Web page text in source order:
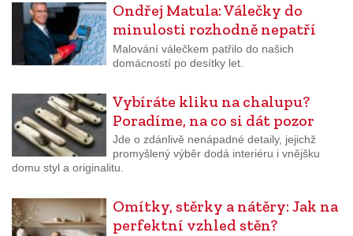
Ondřej Matula: Válečky do
minulosti rozhodně nepatří
Malování válečkem patřilo do našich
domácností po desítky let.
Vybíráte kliku na chalupu?
Poradíme, na co si dát pozor
Jde o zdánlivě nenápadné detaily, jejichž
promyšlený výběr dodá interiéru i vnějšku
domu styl a originalitu.
Omítky, stěrky a nátěry: Jak na
perfektní vzhled stěn?